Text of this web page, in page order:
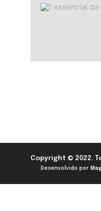
Copyright © 2022.
Desenvolvido por